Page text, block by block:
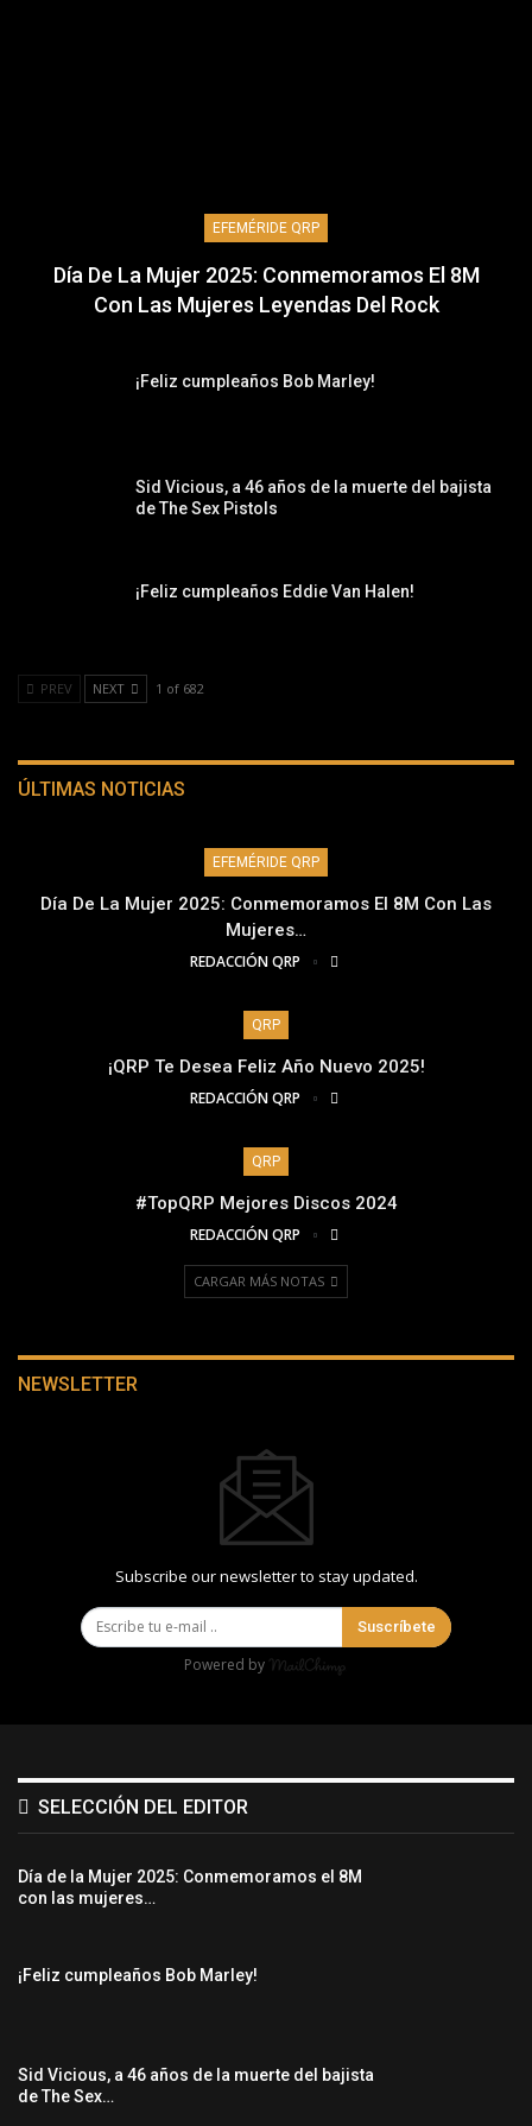
EFEMÉRIDE QRP
Día De La Mujer 2025: Conmemoramos El 8M
Con Las Mujeres Leyendas Del Rock
¡Feliz cumpleaños Bob Marley!
Sid Vicious, a 46 años de la muerte del bajista
de The Sex Pistols
¡Feliz cumpleaños Eddie Van Halen!
PREV NEXT 1 of 682
ÚLTIMAS NOTICIAS
EFEMÉRIDE QRP
Día De La Mujer 2025: Conmemoramos El 8M Con Las
Mujeres…
REDACCIÓN QRP
QRP
¡QRP Te Desea Feliz Año Nuevo 2025!
REDACCIÓN QRP
QRP
#TopQRP Mejores Discos 2024
REDACCIÓN QRP
CARGAR MÁS NOTAS
NEWSLETTER
Subscribe our newsletter to stay updated.
Suscríbete
Powered by
SELECCIÓN DEL EDITOR
Día de la Mujer 2025: Conmemoramos el 8M
con las mujeres…
¡Feliz cumpleaños Bob Marley!
Sid Vicious, a 46 años de la muerte del bajista
de The Sex…